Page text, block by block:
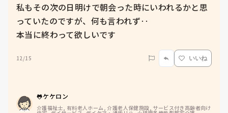
私もその次の日明けで朝会った時にいわれるかと思
っていたのですが、何も言われず‥
本当に終わって欲しいです
12/15 いいね
🐸ケケロン
介護福祉士, 有料老人ホーム, 介護老人保健施設, サービス付き高齢者向け